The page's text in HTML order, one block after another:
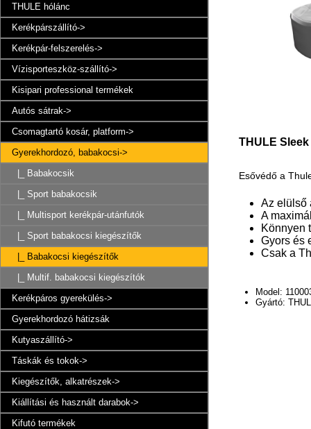
THULE hólánc
Kerékpárszállító->
Kerékpár-felszerelés->
Vízisporteszköz-szállító->
Kisipari professional termékek
Autós sátrak->
Csomagtartó kosár, platform->
Gyerekhordozó, babakocsi->
|_ Babakocsik
|_ Sport babakocsik
|_ Multisport kerékpár-utánfutók
|_ Sport babakocsi kiegészítők
|_ Babakocsi kiegészítők
|_ Multif. babakocsi kiegészítók
Kerékpáros gyerekülés->
Gyerekhordozó hátizsák
Kutyaszállító->
Táskák és tokok->
Kiegészítők, alkatrészek->
Kiállítási és használt darabok->
Kifutó termékek
THULE
Esővédő a
Az elülső
A
Könnyen
Gyors és
Csak a
Model:
Gyártó: